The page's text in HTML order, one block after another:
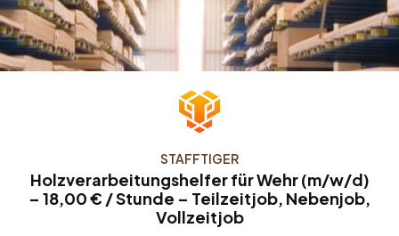
STAFFTIGER
Holzverarbeitungshelfer für Wehr (m/w/d)
– 18,00 € / Stunde – Teilzeitjob, Nebenjob,
Vollzeitjob